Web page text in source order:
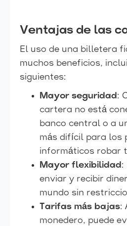
Ventajas de las
El uso de una billetera
muchos beneficios,
siguientes:
Mayor seguridad:
cartera no está
banco central o a
más difícil para los
informáticos robar
Mayor flexibilidad:
enviar y recibir
mundo sin
Tarifas más bajas:
monedero, puede